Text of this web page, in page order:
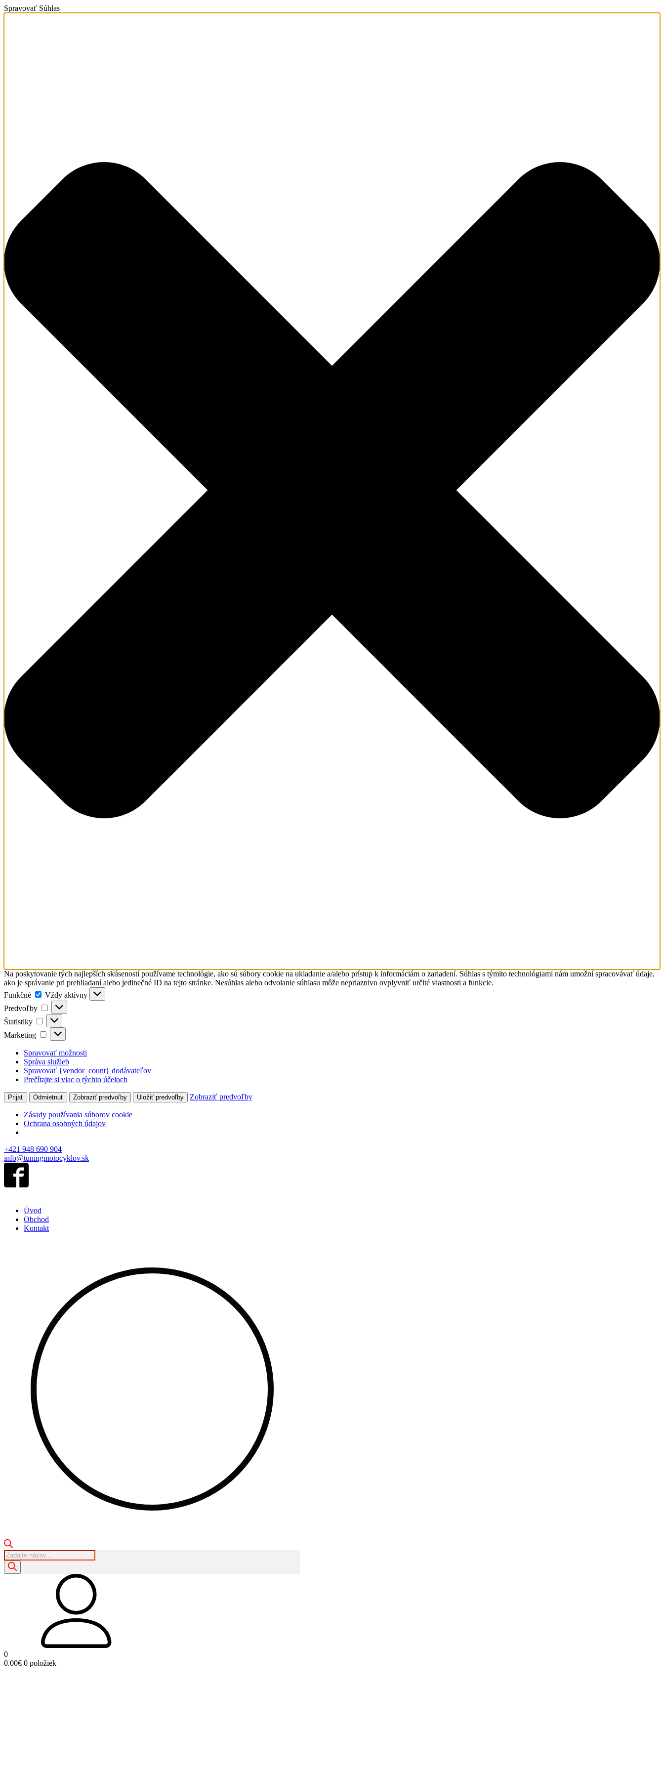
Spravovať Súhlas
Na poskytovanie tých najlepších skúseností používame technológie, ako sú súbory cookie na ukladanie a/alebo prístup k informáciám o zariadení. Súhlas s týmito technológiami nám umožní spracovávať údaje,
ako je správanie pri prehliadaní alebo jedinečné ID na tejto stránke. Nesúhlas alebo odvolanie súhlasu môže nepriaznivo ovplyvniť určité vlastnosti a funkcie.
Funkčné
Funkčné
Vždy aktívny
Predvoľby
Predvoľby
Štatistiky Štatistiky
Marketing Marketing
Spravovať možnosti
Správa služieb
Spravovať {vendor_count} dodávateľov
Prečítajte si viac o týchto účeloch
Prijať Odmietnuť Zobraziť predvoľby Uložiť predvoľby Zobraziť predvoľby
Zásady používania súborov cookie
Ochrana osobných údajov
+421 948 690 904
info@tuningmotocyklov.sk
Úvod
Obchod
Kontakt
Products
search
0
0.00€ 0 položiek